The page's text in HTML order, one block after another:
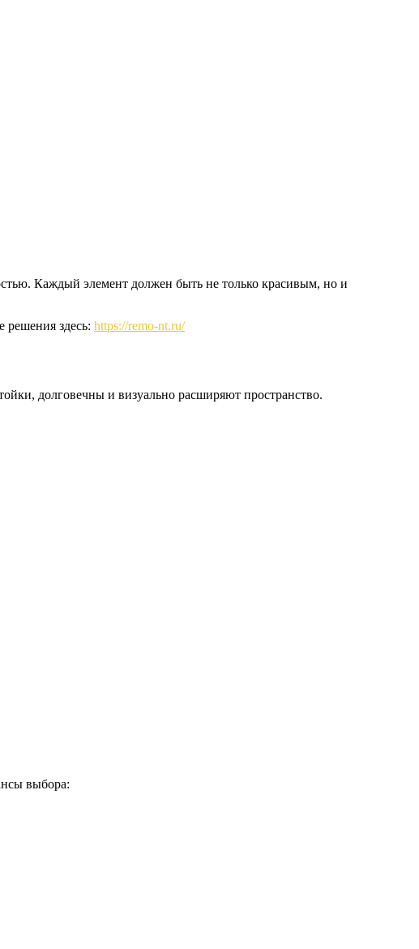
Каждый элемент должен быть не только красивым, но и
решения здесь: https://remo-nt.ru/
долговечны и визуально расширяют пространство.
выбора: